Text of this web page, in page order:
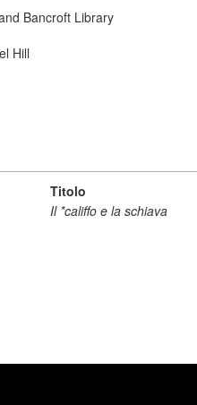
Bancroft Library
Hill
Titolo
Il *califfo e la schiava